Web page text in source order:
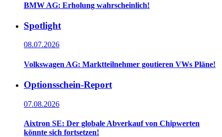
BMW AG: Erholung wahrscheinlich!
Spotlight
08.07.2026
Volkswagen AG: Marktteilnehmer goutieren VWs Pläne!
Optionsschein-Report
07.08.2026
Aixtron SE: Der globale Abverkauf von Chipwerten
könnte sich fortsetzen!